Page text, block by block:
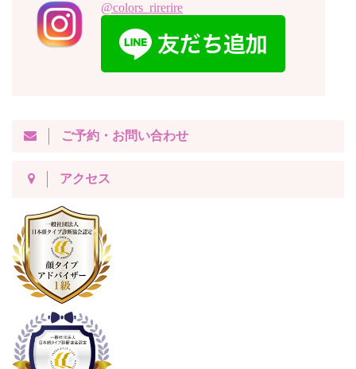
@colors_rirerire
ご予約・お問い合わせ
アクセス